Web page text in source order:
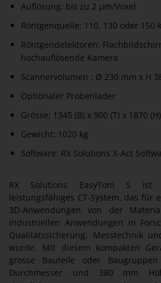
Auflösung: bis zu 2 µm/Voxel
Röntgenquelle: 110, 130 oder 150
Röntgendetektoren:
hochauflösende Kamera
Scannervolumen : Ø 230 mm x H
Optionaler Probenlader
Grösse: 1345 (B) x 900 (T) x 1870
Gewicht: 1020 kg
Software: RX Solutions X-Act
RX Solutions EasyTom S ist
leistungsfähiges CT-System, das für
3D-Anwendungen von der
industriellen Anwendungen in
Qualitätssicherung, Messtechnik
wurde. Mit diesem kompakten
grosse Bauteile oder
Durchmesser und 380 mm